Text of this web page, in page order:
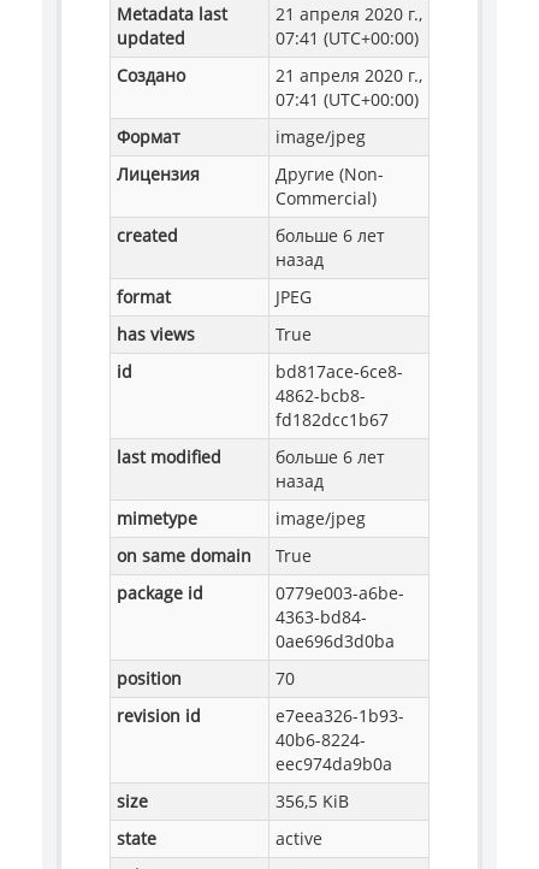
Metadata last
updated
21 апреля 2020 г.,
07:41 (UTC+00:00)
Создано
21 апреля 2020 г.,
07:41 (UTC+00:00)
Формат
image/jpeg
Лицензия
Другие (Non-
Commercial)
created
больше 6 лет
назад
format
JPEG
has views
True
id
bd817ace-6ce8-
4862-bcb8-
fd182dcc1b67
last modified
больше 6 лет
назад
mimetype
image/jpeg
on same domain
True
package id
0779e003-a6be-
4363-bd84-
0ae696d3d0ba
position
70
revision id
e7eea326-1b93-
40b6-8224-
eec974da9b0a
size
356,5 KiB
state
active